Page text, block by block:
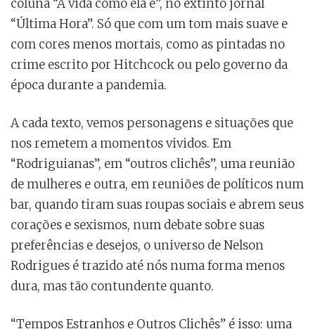
coluna “A vida como ela é”, no extinto jornal
“Última Hora”. Só que com um tom mais suave e
com cores menos mortais, como as pintadas no
crime escrito por Hitchcock ou pelo governo da
época durante a pandemia.
A cada texto, vemos personagens e situações que
nos remetem a momentos vividos. Em
“Rodriguianas”, em “outros clichês”, uma reunião
de mulheres e outra, em reuniões de políticos num
bar, quando tiram suas roupas sociais e abrem seus
corações e sexismos, num debate sobre suas
preferências e desejos, o universo de Nelson
Rodrigues é trazido até nós numa forma menos
dura, mas tão contundente quanto.
“Tempos Estranhos e Outros Clichês” é isso: uma